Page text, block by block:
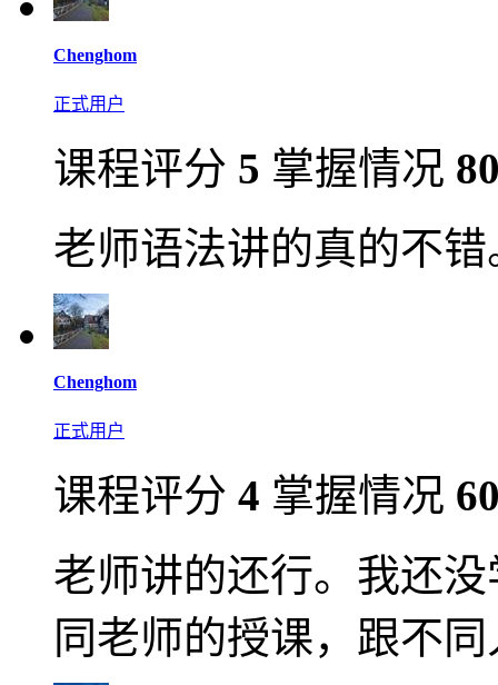
Chenghom
正式用户
课程评分 5 掌握情况
老师语法讲的真的不错
Chenghom
正式用户
课程评分 4 掌握情况
老师讲的还行。我还
同老师的授课，跟不